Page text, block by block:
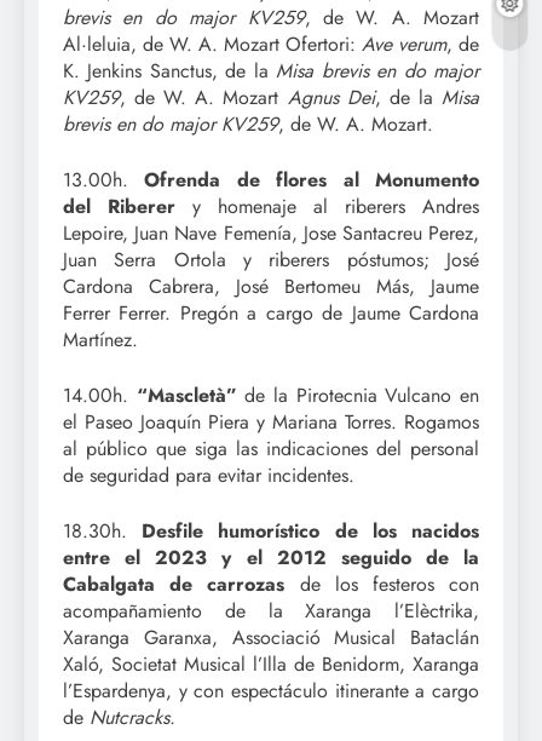
brevis en do major KV259, de W. A. Mozart
Al·leluia, de W. A. Mozart Ofertori: Ave verum, de
K. Jenkins Sanctus, de laMisa brevis en do major
KV259, de W. A. Mozart Agnus Dei, de laMisa
brevis en do major KV259, de W. A. Mozart.
13.00h.Ofrenda de flores al Monumento
del Riberer y homenaje al riberers Andres
Lepoire, Juan Nave Femenía, Jose Santacreu Perez,
Juan Serra Ortola y riberers póstumos; José
Cardona Cabrera, José Bertomeu Más, Jaume
Ferrer Ferrer. Pregón a cargo de Jaume Cardona
Martínez.
14.00h. “Mascletà” de la Pirotecnia Vulcano en
el Paseo Joaquín Piera y Mariana Torres. Rogamos
al público que siga las indicaciones del personal
de seguridad para evitar incidentes.
18.30h. Desfile humorístico de los nacidos
entre el 2023 y el 2012 seguido de la
Cabalgata de carrozas de los festeros con
acompañamiento de la Xaranga l’Elèctrika,
Xaranga Garanxa, Associació Musical Bataclán
Xaló, Societat Musical l’Illa de Benidorm, Xaranga
l’Espardenya, y con espectáculo itinerante a cargo
de Nutcracks.